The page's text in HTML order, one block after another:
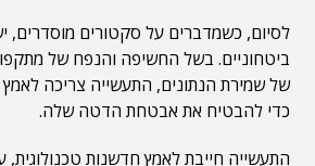
לסיום, כשמדברים על סקטורים מוסדרים,
ביטחוניים. בשל החשיפה והנפח של
של שמירת הנתונים, התעשייה צריכה לאמץ
כדי להבטיח את אבטחת הדטה שלה.
התעשייה חייבת לאמץ חדשנות